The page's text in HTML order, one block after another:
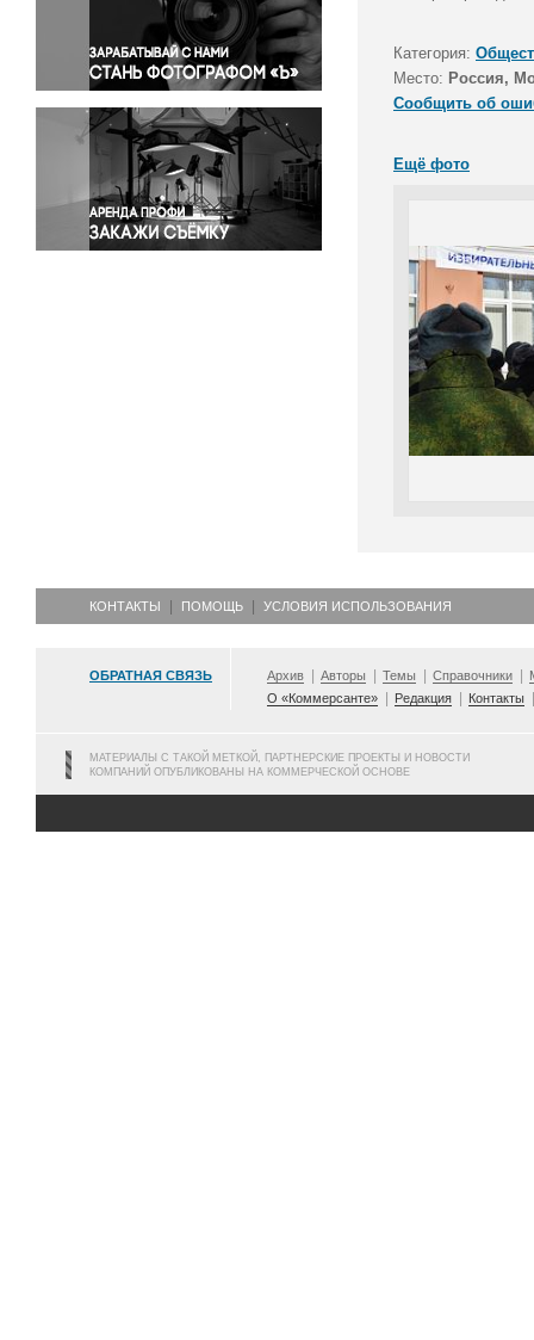
Правосудие
Происшествия и конфликты
Религия
Светская жизнь
Спорт
Экология
Экономика и бизнес
Категория:
Место: Россия,
Сообщить об
Ещё фото
КОНТАКТЫ ПОМОЩЬ УСЛОВИЯ ИСПОЛЬЗОВАНИЯ
ОБРАТНАЯ СВЯЗЬ Архив Авторы Темы Справочники
О «Коммерсанте»
Редакция Контакты
МАТЕРИАЛЫ С ТАКОЙ МЕТКОЙ, ПАРТНЕРСКИЕ ПРОЕКТЫ И НОВОСТИ
КОМПАНИЙ ОПУБЛИКОВАНЫ НА КОММЕРЧЕСКОЙ ОСНОВЕ